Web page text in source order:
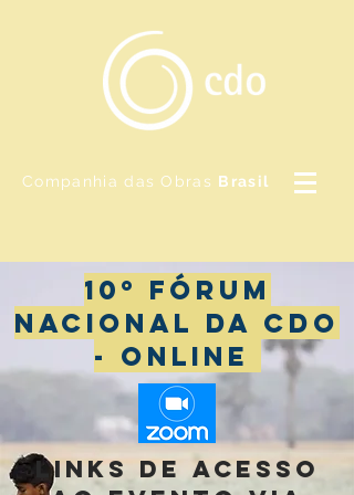
Companhia das Obras Brasil
10º FÓRUM
NACIONAL DA CDO
- ONLINE
LINKS DE ACESSO